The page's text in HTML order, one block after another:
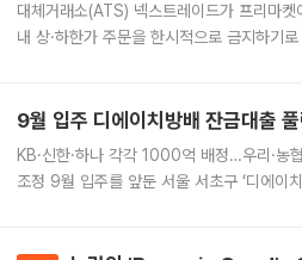
대체거래소(ATS) 넥스트레이드가 프리마
내 상·하한가 주문을 한시적으로 금지하기
9월 입주 디에이치방배 잔금대출
KB·신한·하나 각각 1000억 배정…우리·농
조정 9월 입주를 앞둔 서울 서초구 ‘디에이